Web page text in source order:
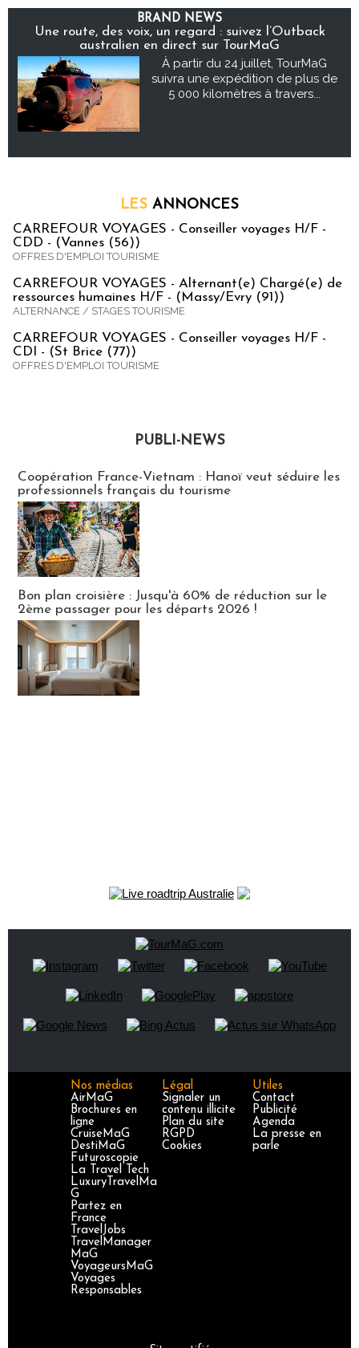
BRAND NEWS
Une route, des voix, un regard : suivez l’Outback
australien en direct sur TourMaG
À partir du 24 juillet, TourMaG
suivra une expédition de plus de
5 000 kilomètres à travers...
LES ANNONCES
CARREFOUR VOYAGES - Conseiller voyages H/F -
CDD - (Vannes (56))
OFFRES D'EMPLOI TOURISME
CARREFOUR VOYAGES - Alternant(e) Chargé(e) de
ressources humaines H/F - (Massy/Evry (91))
ALTERNANCE / STAGES TOURISME
CARREFOUR VOYAGES - Conseiller voyages H/F -
CDI - (St Brice (77))
OFFRES D'EMPLOI TOURISME
PUBLI-NEWS
Coopération France-Vietnam : Hanoï veut séduire les
professionnels français du tourisme
Bon plan croisière : Jusqu'à 60% de réduction sur le
2ème passager pour les départs 2026 !
Nos médias
AirMaG
Brochures en
ligne
CruiseMaG
DestiMaG
Futuroscopie
La Travel Tech
LuxuryTravelMa
G
Partez en
France
TravelJobs
TravelManager
MaG
VoyageursMaG
Voyages
Responsables
Légal
Signaler un
contenu illicite
Plan du site
RGPD
Cookies
Utiles
Contact
Publicité
Agenda
La presse en
parle